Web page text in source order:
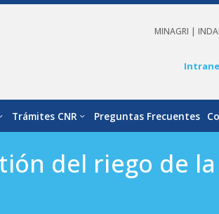
MINAGRI |
Trámites CNR Preguntas Frecuentes
del riego de